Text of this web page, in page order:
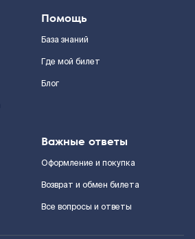
Помощь
База знаний
Где мой билет
Блог
Важные ответы
Оформление и покупка
Возврат и обмен билета
Все вопросы и ответы